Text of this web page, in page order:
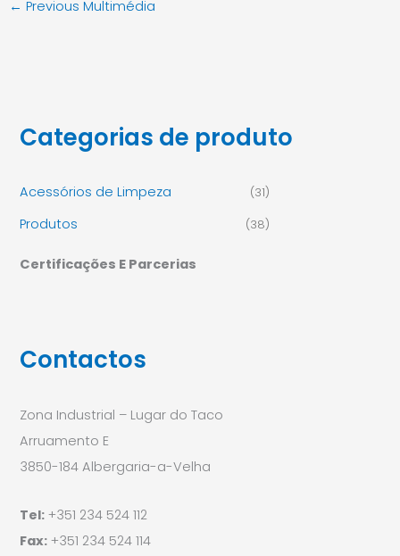
← Previous Multimédia
Categorias de produto
Acessórios de Limpeza (31)
Produtos (38)
Certificações E Parcerias
Contactos
Zona Industrial – Lugar do Taco
Arruamento E
3850-184 Albergaria-a-Velha
Tel: +351 234 524 112
Fax: +351 234 524 114